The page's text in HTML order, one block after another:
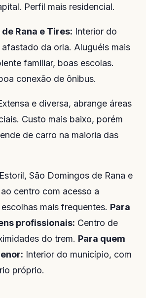
Perfil mais residencial.
Rana e Tires: Interior do
da orla. Aluguéis mais
familiar, boas escolas.
conexão de ônibus.
e diversa, abrange áreas
Custo mais baixo, porém
de carro na maioria das
Estoril, São Domingos de Rana e
centro com acesso a
mais frequentes. Para
profissionais: Centro de
do trem. Para quem
Interior do município, com
próprio.